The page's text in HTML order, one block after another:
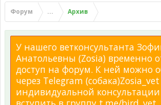
Форум ... Архив
У нашего ветконсультанта
Анатольевны (Zosia) временно
доступ на форум. К ней можно
через Telegram
индивидуальной